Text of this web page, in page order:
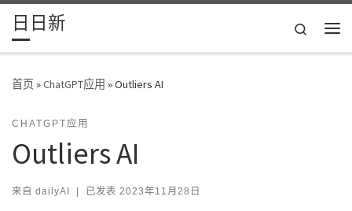
Skip to content
日日新
Search
首页»ChatGPT应用 »Outliers AI
CHATGPT应用
Outliers AI
来自 dailyAI | 已发表 2023年11月28日